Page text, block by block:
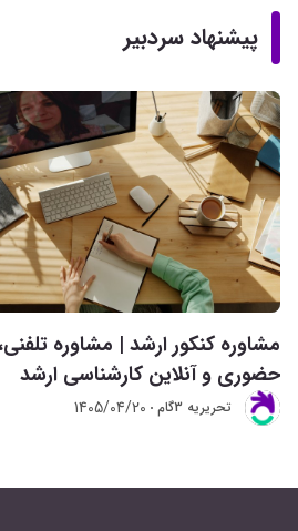
پیشنهاد سردبیر
مشاوره کنکور ارشد | مشاوره تلفنی،
حضوری و آنلاین کارشناسی ارشد
تحريريه 3گام 1405/04/20